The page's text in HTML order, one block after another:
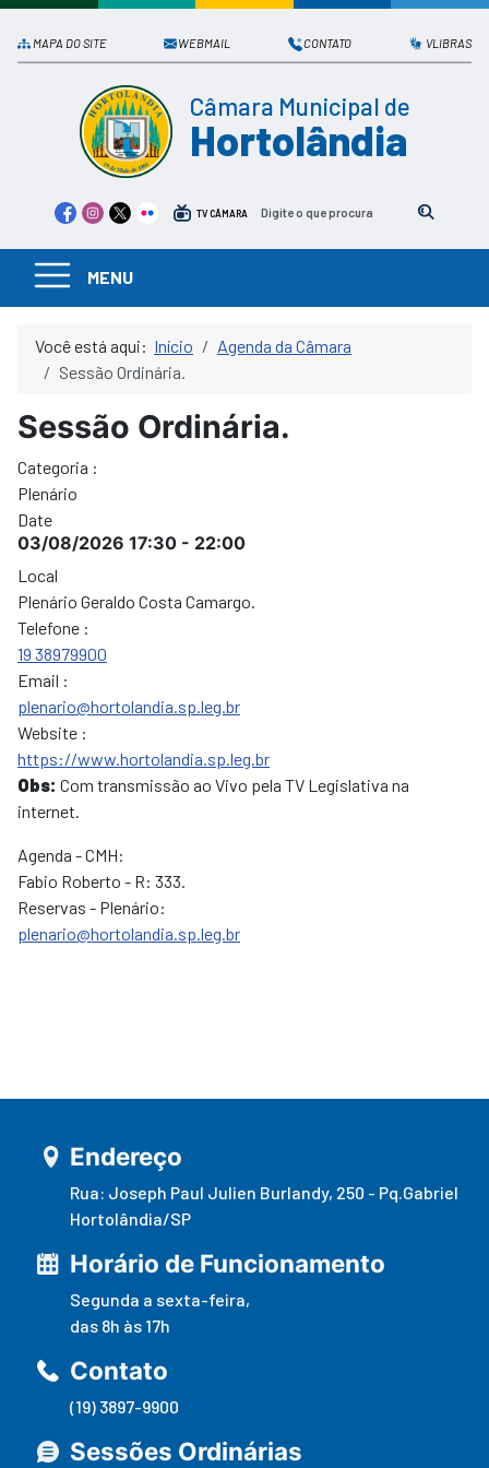
MAPA DO SITE WEBMAIL CONTATO VLIBRAS
Câmara Municipal de
Hortolândia
TV CÂMARA
MENU
Você está aqui: Início
Agenda da Câmara
Sessão Ordinária.
Sessão Ordinária.
Categoria :
Plenário
Date
03/08/2026 17:30 - 22:00
Local
Plenário Geraldo Costa Camargo.
Telefone :
19 38979900
Email :
plenario@hortolandia.sp.leg.br
Website :
https://www.hortolandia.sp.leg.br
Obs: Com transmissão ao Vivo pela TV Legislativa na
internet.
Agenda - CMH:
Fabio Roberto - R: 333.
Reservas - Plenário:
plenario@hortolandia.sp.leg.br
Endereço
Rua: Joseph Paul Julien Burlandy, 250 - Pq.Gabriel
Hortolândia/SP
Horário de Funcionamento
Segunda a sexta-feira,
das 8h às 17h
Contato
(19) 3897-9900
Sessões Ordinárias